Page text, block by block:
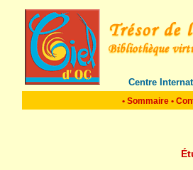
Centre
• Sommaire •